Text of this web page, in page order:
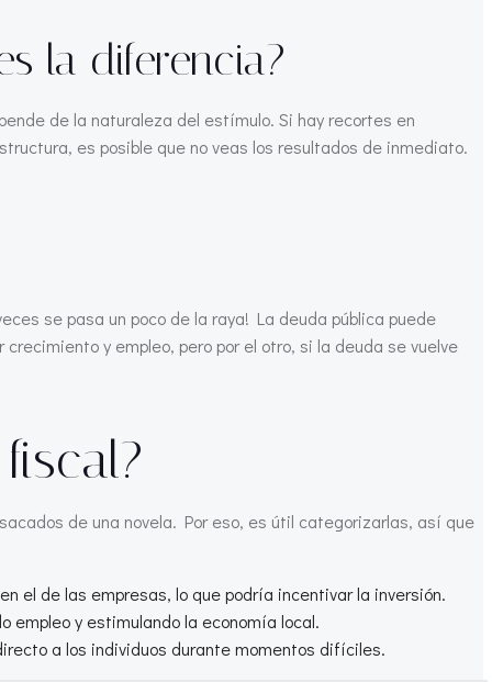
la diferencia?
de la naturaleza del estímulo. Si hay recortes en
es posible que no veas los resultados de inmediato.
se pasa un poco de la raya! La deuda pública puede
y empleo, pero por el otro, si la deuda se vuelve
de una novela. Por eso, es útil categorizarlas, así que
el de las empresas, lo que podría incentivar la inversión.
y estimulando la economía local.
a los individuos durante momentos difíciles.